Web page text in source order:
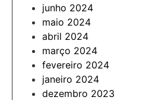
junho 2024
maio 2024
abril 2024
março 2024
fevereiro 2024
janeiro 2024
dezembro 2023